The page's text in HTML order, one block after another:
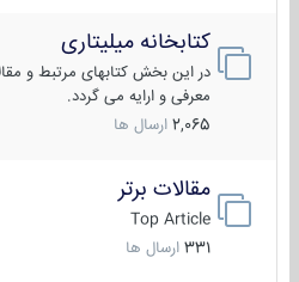
کتابخانه میلیتاری
در این بخش کتابهای مرتبط و
معرفی و ارایه می گردد.
2,065 ارسال ها
مقالات برتر
Top Article
331 ارسال ها